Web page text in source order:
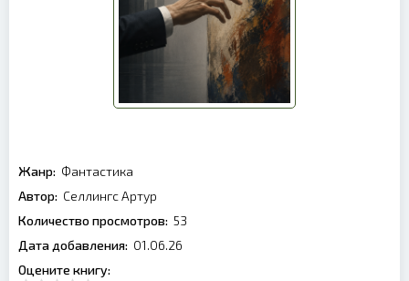
Жанр: Фантастика
Автор: Селлингс Артур
Количество просмотров: 53
Дата добавления: 01.06.26
Оцените книгу: